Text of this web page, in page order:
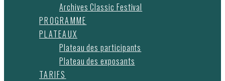
Archives Classic Festival
PROGRAMME
PLATEAUX
Plateau des participants
Plateau des exposants
TARIFS